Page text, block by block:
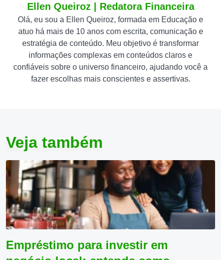
Ellen Queiroz | Redatora Financeira
Olá, eu sou a Ellen Queiroz, formada em Educação e
atuo há mais de 10 anos com escrita, comunicação e
estratégia de conteúdo. Meu objetivo é transformar
informações complexas em conteúdos claros e
confiáveis sobre o universo financeiro, ajudando você a
fazer escolhas mais conscientes e assertivas.
Veja também
Empréstimo para investir em